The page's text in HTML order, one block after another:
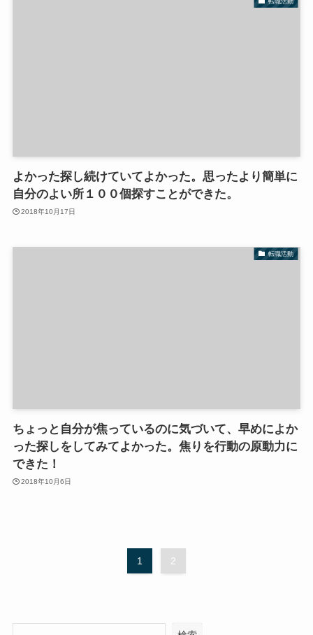
転職活動
よかった探し続けていてよかった。思ったより簡単に
自分のよい所１００個探すことができた。
2018年10月17日
転職活動
ちょっと自分が焦っているのに気づいて、早めによか
った探しをしてみてよかった。焦りを行動の原動力に
できた！
2018年10月6日
1 2